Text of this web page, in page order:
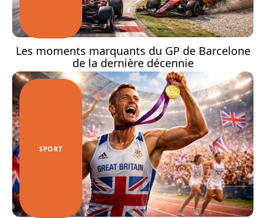
Les moments marquants du GP de Barcelone
de la dernière décennie
SPORT